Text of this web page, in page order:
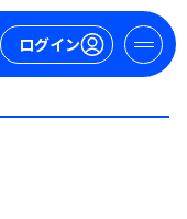
ログイン